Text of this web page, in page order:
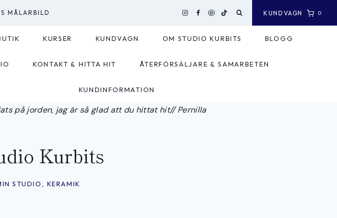
MÅLARBILD KUNDVAGN 0
KURSER KUNDVAGN OM STUDIO KURBITS BLOGG
KONTAKT & HITTA HIT ÅTERFÖRSÄLJARE & SAMARBETEN
KUNDINFORMATION
på jorden, jag är så glad att du hittat hit// Pernilla
Kurbits
STUDIO KERAMIK